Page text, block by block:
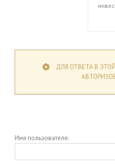
ДЛЯ ОТВЕТА В
Имя пользователя: